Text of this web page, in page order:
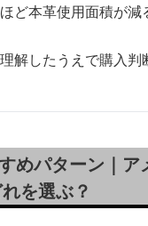
ど本革使用面積が減
解したうえで購入判
めパターン｜ア
を選ぶ？